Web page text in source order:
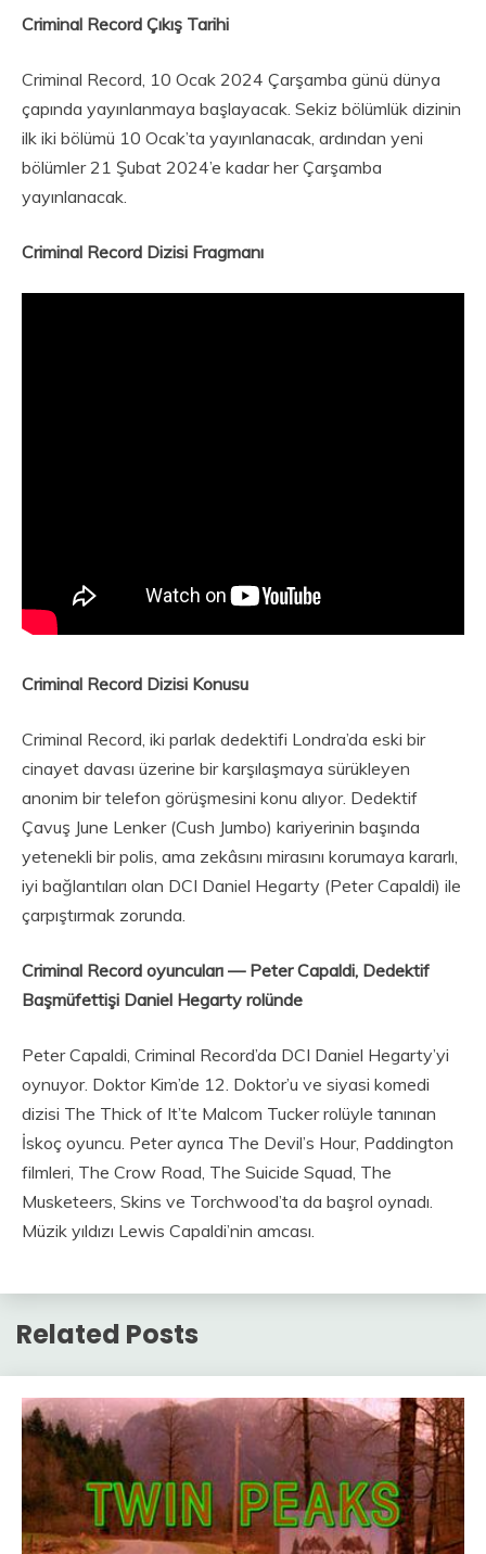
Criminal Record Çıkış Tarihi
Criminal Record, 10 Ocak 2024 Çarşamba günü dünya
çapında yayınlanmaya başlayacak. Sekiz bölümlük dizinin
ilk iki bölümü 10 Ocak’ta yayınlanacak, ardından yeni
bölümler 21 Şubat 2024’e kadar her Çarşamba
yayınlanacak.
Criminal Record Dizisi Fragmanı
Criminal Record Dizisi Konusu
Criminal Record, iki parlak dedektifi Londra’da eski bir
cinayet davası üzerine bir karşılaşmaya sürükleyen
anonim bir telefon görüşmesini konu alıyor. Dedektif
Çavuş June Lenker (Cush Jumbo) kariyerinin başında
yetenekli bir polis, ama zekâsını mirasını korumaya kararlı,
iyi bağlantıları olan DCI Daniel Hegarty (Peter Capaldi) ile
çarpıştırmak zorunda.
Criminal Record oyuncuları — Peter Capaldi, Dedektif
Başmüfettişi Daniel Hegarty rolünde
Peter Capaldi, Criminal Record’da DCI Daniel Hegarty’yi
oynuyor. Doktor Kim’de 12. Doktor’u ve siyasi komedi
dizisi The Thick of It’te Malcom Tucker rolüyle tanınan
İskoç oyuncu. Peter ayrıca The Devil’s Hour, Paddington
filmleri, The Crow Road, The Suicide Squad, The
Musketeers, Skins ve Torchwood’ta da başrol oynadı.
Müzik yıldızı Lewis Capaldi’nin amcası.
Related Posts